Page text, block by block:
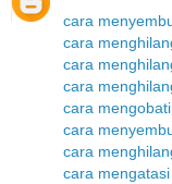
cara
cara
cara
cara
cara
cara
cara
cara